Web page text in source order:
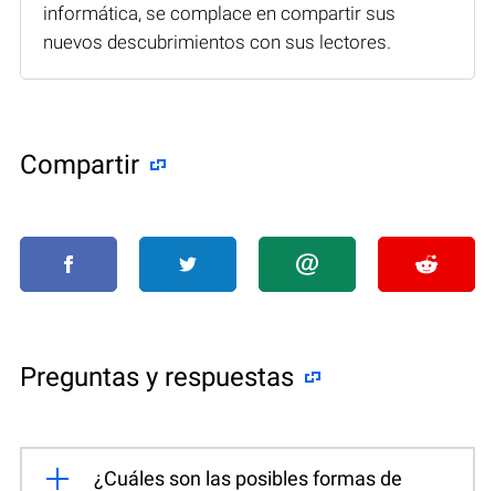
informática, se complace en compartir sus
nuevos descubrimientos con sus lectores.
Compartir
Preguntas y respuestas
¿Cuáles son las posibles formas de